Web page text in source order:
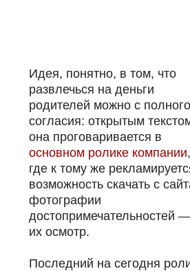
Идея, понятно, в том, что
развлечься на деньги
родителей можно с
согласия: открытым
она проговаривается в
основном ролике компании,
где к тому же
возможность скачать с
фотографии
достопримечательностей
их осмотр.
Последний на сегодня